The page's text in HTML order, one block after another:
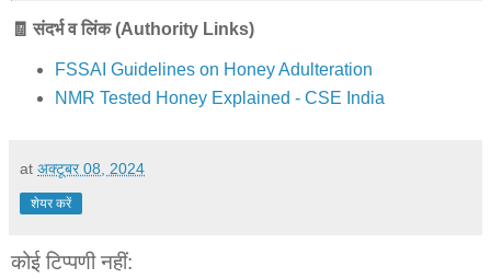
🧾 संदर्भ व लिंक(Authority Links)
FSSAI Guidelines on Honey Adulteration
NMR Tested Honey Explained - CSE India
at अक्टूबर 08, 2024
शेयर करें
कोई टिप्पणी नहीं: